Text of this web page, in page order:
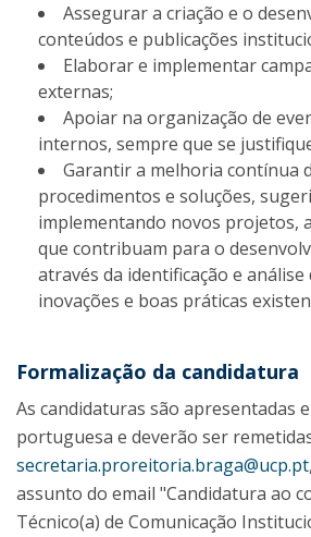
Assegurar a criação e o
conteúdos e publicações
Elaborar e implementar
externas;
Apoiar na organização de
internos, sempre que se
Garantir a melhoria contínua
procedimentos e soluções,
implementando novos projetos,
que contribuam para o
através da identificação e análise
inovações e boas práticas
Formalização da candidatura
As candidaturas são apresentadas
portuguesa e deverão ser
secretaria.proreitoria.braga@ucp.pt
assunto do email "Candidatura ao
Técnico(a) de Comunicação